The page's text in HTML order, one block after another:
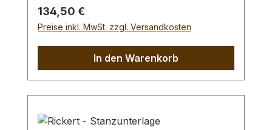
Ermüdung und exzellentem Schlagbild.
Zum Schlagen von Punziereisen,
Locheisen, Braidingstempeln, usw., runde
schlagabsorbierenden Hammerkopf. -
Profiausführung.Gesamtlänge: 240 mm /
Gesamtgewicht: 1250 gr / Kopf-Ø: 75 mm
1 Rohhauthammer / Schlägel / Rawhide
Regulärer Preis:
134,50 €
Preise inkl. MwSt. zzgl. Versandkosten
In den Warenkorb